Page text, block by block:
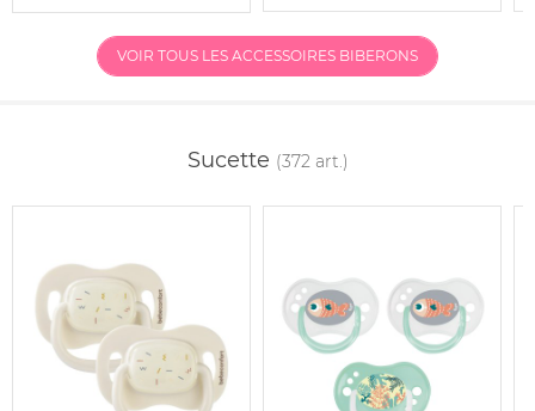
VOIR TOUS LES ACCESSOIRES BIBERONS
Sucette (372 art.)